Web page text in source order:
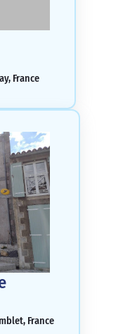
France
France